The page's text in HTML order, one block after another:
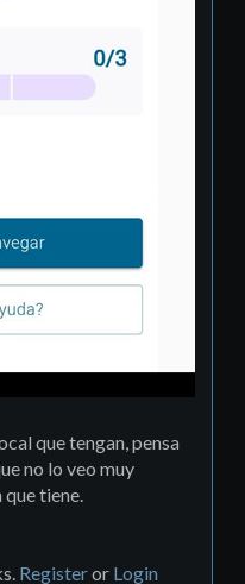
que tengan, pensa
no lo veo muy
tiene.
Registeror Login